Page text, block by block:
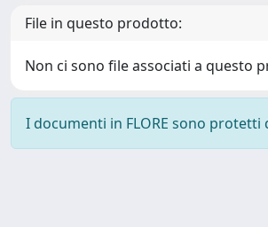
File in questo prodotto:
Non ci sono file associati a questo
I documenti in FLORE sono